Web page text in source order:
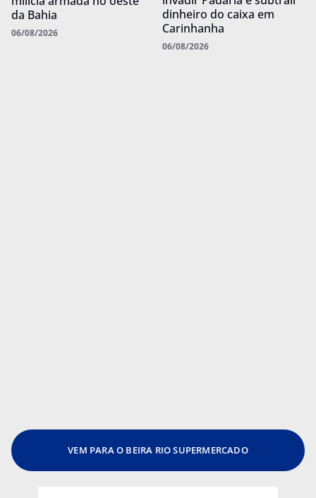
da Bahia
06/08/2026
dinheiro do caixa em
Carinhanha
06/08/2026
VEM PARA O BEIRA RIO SUPERMERCADO